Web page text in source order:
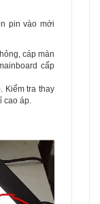
pin vào mới
cáp màn
cấp
Kiểm tra thay
cao áp.